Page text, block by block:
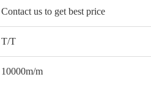
Contact us to get best price
T/T
10000m/m